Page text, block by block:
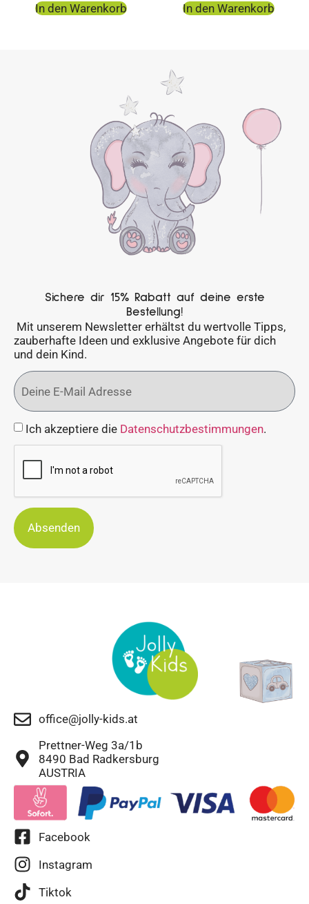
In den Warenkorb In den Warenkorb
Sichere dir 15% Rabatt auf deine erste
Bestellung!
Mit unserem Newsletter erhältst du wertvolle Tipps,
zauberhafte Ideen und exklusive Angebote für dich
und dein Kind.
Ich akzeptiere die Datenschutzbestimmungen.
Absenden
office@jolly-kids.at
Prettner-Weg 3a/1b
8490 Bad Radkersburg
AUSTRIA
Facebook
Instagram
Tiktok